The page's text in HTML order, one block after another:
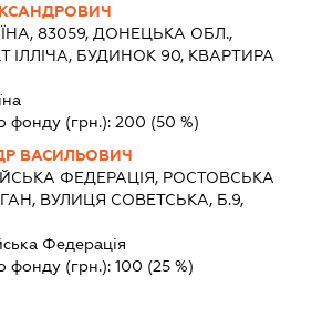
83059, ДОНЕЦЬКА ОБЛ.,
ІЛЛІЧА, БУДИНОК 90, КВАРТИРА
фонду (грн.):200 (50 %)
ВАСИЛЬОВИЧ
ФЕДЕРАЦІЯ, РОСТОВСЬКА
ВУЛИЦЯ СОВЕТСЬКА, Б.9,
Федерація
фонду (грн.):100 (25 %)